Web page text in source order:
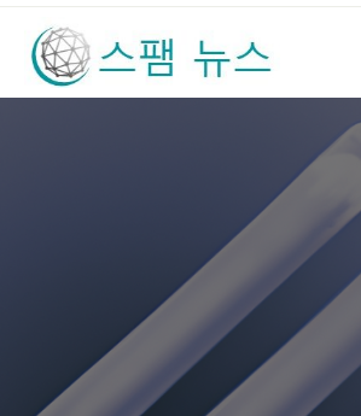
Skip
content